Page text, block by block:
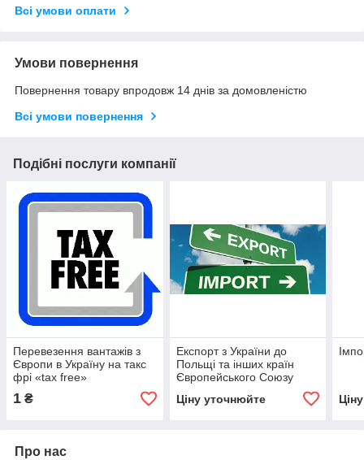
Всі умови оплати
Умови повернення
Повернення товару впродовж 14 днів за домовленістю
Всі умови повернення
Подібні послуги компанії
Перевезення вантажів з
Європи в Україну на такс
фрі «tax free»
1 ₴
Експорт з України до
Польщі та інших країн
Європейського Союзу
Ціну уточнюйте
Про нас